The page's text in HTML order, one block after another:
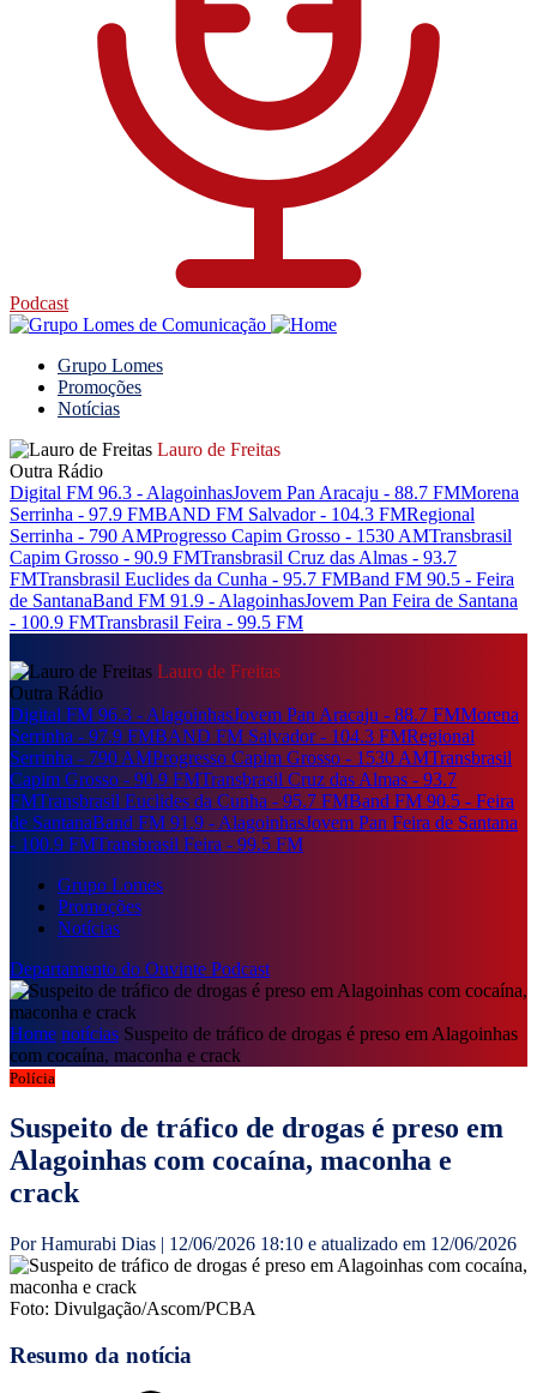
Podcast
Grupo Lomes
Promoções
Notícias
Lauro de Freitas
Outra Rádio
Digital FM 96.3 - AlagoinhasJovem Pan Aracaju - 88.7 FMMorena
Serrinha - 97.9 FMBAND FM Salvador - 104.3 FMRegional
Serrinha - 790 AMProgresso Capim Grosso - 1530 AMTransbrasil
Capim Grosso - 90.9 FMTransbrasil Cruz das Almas - 93.7
FMTransbrasil Euclides da Cunha - 95.7 FMBand FM 90.5 - Feira
de SantanaBand FM 91.9 - AlagoinhasJovem Pan Feira de Santana
- 100.9 FMTransbrasil Feira - 99.5 FM
Lauro de Freitas
Outra Rádio
Digital FM 96.3 - AlagoinhasJovem Pan Aracaju - 88.7 FMMorena
Serrinha - 97.9 FMBAND FM Salvador - 104.3 FMRegional
Serrinha - 790 AMProgresso Capim Grosso - 1530 AMTransbrasil
Capim Grosso - 90.9 FMTransbrasil Cruz das Almas - 93.7
FMTransbrasil Euclides da Cunha - 95.7 FMBand FM 90.5 - Feira
de SantanaBand FM 91.9 - AlagoinhasJovem Pan Feira de Santana
- 100.9 FMTransbrasil Feira - 99.5 FM
Grupo Lomes
Promoções
Notícias
Departamento do Ouvinte Podcast
Home notícias Suspeito de tráfico de drogas é preso em Alagoinhas
com cocaína, maconha e crack
Polícia
Suspeito de tráfico de drogas é preso em
Alagoinhas com cocaína, maconha e
crack
Por Hamurabi Dias | 12/06/2026 18:10 e atualizado em 12/06/2026
Foto: Divulgação/Ascom/PCBA
Resumo da notícia